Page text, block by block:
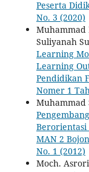
Peserta
No. 3 (2020)
Muhammad
Suliyanah
Learning
Learning
Pendidikan
Nomer 1
Muhammad
‎MAN 2
No. 1 (2012)
Moch.